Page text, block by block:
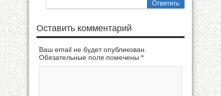
Ответить
Оставить комментарий
Ваш email не будет опубликован.
Обязательные поля помечены *